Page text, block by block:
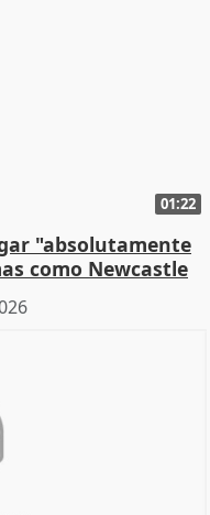
01:22
"absolutamente
como Newcastle